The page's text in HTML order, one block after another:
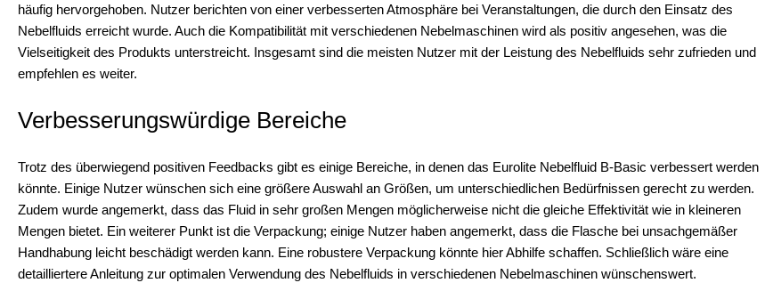
häufig hervorgehoben. Nutzer berichten von einer verbesserten Atmosphäre bei Veranstaltungen, die durch den Einsatz des
Nebelfluids erreicht wurde. Auch die Kompatibilität mit verschiedenen Nebelmaschinen wird als positiv angesehen, was die
Vielseitigkeit des Produkts unterstreicht. Insgesamt sind die meisten Nutzer mit der Leistung des Nebelfluids sehr zufrieden und
empfehlen es weiter.
Verbesserungswürdige Bereiche
Trotz des überwiegend positiven Feedbacks gibt es einige Bereiche, in denen das Eurolite Nebelfluid B-Basic verbessert werden
könnte. Einige Nutzer wünschen sich eine größere Auswahl an Größen, um unterschiedlichen Bedürfnissen gerecht zu werden.
Zudem wurde angemerkt, dass das Fluid in sehr großen Mengen möglicherweise nicht die gleiche Effektivität wie in kleineren
Mengen bietet. Ein weiterer Punkt ist die Verpackung; einige Nutzer haben angemerkt, dass die Flasche bei unsachgemäßer
Handhabung leicht beschädigt werden kann. Eine robustere Verpackung könnte hier Abhilfe schaffen. Schließlich wäre eine
detailliertere Anleitung zur optimalen Verwendung des Nebelfluids in verschiedenen Nebelmaschinen wünschenswert.